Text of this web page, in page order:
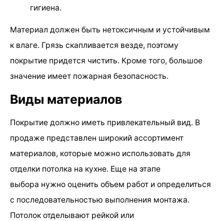
гигиена.
Материал должен быть нетоксичным и устойчивым
к влаге. Грязь скапливается везде, поэтому
покрытие придется чистить. Кроме того, большое
значение имеет пожарная безопасность.
Виды материалов
Покрытие должно иметь привлекательный вид. В
продаже представлен широкий ассортимент
материалов, которые можно использовать для
отделки потолка на кухне. Еще на этапе
выбора нужно оценить объем работ и определиться
с последовательностью выполнения монтажа.
Потолок отделывают рейкой или